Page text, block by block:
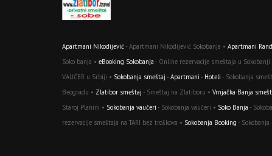
Apartmani Nikodijević- Apartmani Nikodijević Sokobanja • Apartmani
Soko banja • eBooking Sokobanja - Online rezervacije smeštaja u Sokobanji
VAUČER u Srbiji • Sokobanja smeštaj - Apartmani - Hoteli - Sokobanja
Beogradu • Zlatibor smeštaj - Smeštaj na Zlatiboru • Vrnjačka Banja
Staroj Planini • Sokobanja vaučeri - Sokobanja vaučeri • Soko Banja -
rezervacije smeštaja na TARI bez troškova • Sokobanja Booking - Sokobanja